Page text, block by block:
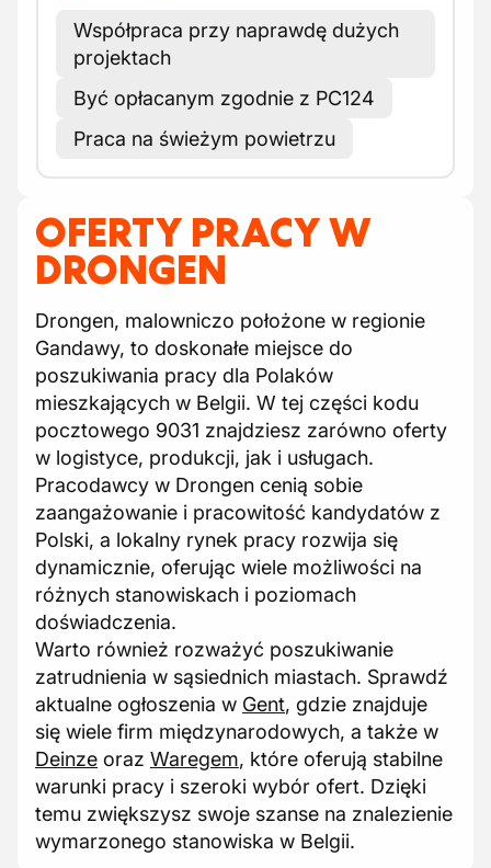
Współpraca przy naprawdę dużych
projektach
Być opłacanym zgodnie z PC124
Praca na świeżym powietrzu
OFERTY PRACY W
DRONGEN
Drongen, malowniczo położone w regionie
Gandawy, to doskonałe miejsce do
poszukiwania pracy dla Polaków
mieszkających w Belgii. W tej części kodu
pocztowego 9031 znajdziesz zarówno oferty
w logistyce, produkcji, jak i usługach.
Pracodawcy w Drongen cenią sobie
zaangażowanie i pracowitość kandydatów z
Polski, a lokalny rynek pracy rozwija się
dynamicznie, oferując wiele możliwości na
różnych stanowiskach i poziomach
doświadczenia.
Warto również rozważyć poszukiwanie
zatrudnienia w sąsiednich miastach. Sprawdź
aktualne ogłoszenia w Gent, gdzie znajduje
się wiele firm międzynarodowych, a także w
Deinze oraz Waregem, które oferują stabilne
warunki pracy i szeroki wybór ofert. Dzięki
temu zwiększysz swoje szanse na znalezienie
wymarzonego stanowiska w Belgii.